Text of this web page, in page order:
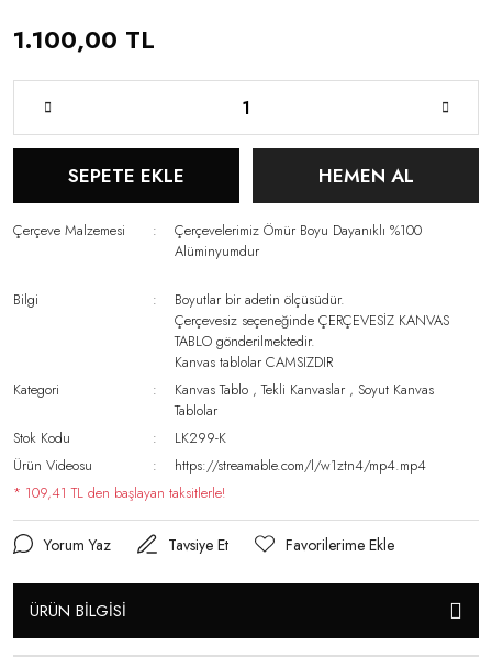
1.100,00 TL
SEPETE EKLE HEMEN AL
Çerçeve Malzemesi
Çerçevelerimiz Ömür Boyu Dayanıklı %100
Alüminyumdur
Bilgi
Boyutlar bir adetin ölçüsüdür.
Çerçevesiz seçeneğinde ÇERÇEVESİZ KANVAS
TABLO gönderilmektedir.
Kanvas tablolar CAMSIZDIR
Kategori
Kanvas Tablo ,Tekli Kanvaslar ,Soyut Kanvas
Tablolar
Stok Kodu
LK299-K
Ürün Videosu
https://streamable.com/l/w1ztn4/mp4.mp4
* 109,41 TL den başlayan taksitlerle!
Yorum Yaz Tavsiye Et
ÜRÜN BİLGİSİ